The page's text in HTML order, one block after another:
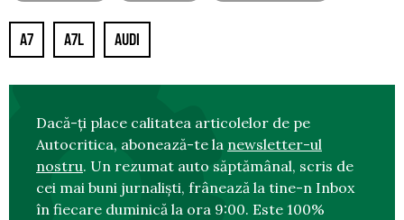
A7 A7L AUDI
Dacă-ți place calitatea articolelor de pe
Autocritica, abonează-te la newsletter-ul
nostru. Un rezumat auto săptămânal, scris de
cei mai buni jurnaliști, frânează la tine-n Inbox
în fiecare duminică la ora 9:00. Este 100%